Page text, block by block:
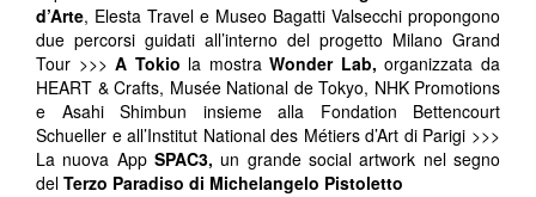
d’Arte, Elesta Travel e Museo Bagatti Valsecchi propongono
due percorsi guidati all’interno del progetto Milano Grand
Tour >>>A Tokio la mostraWonder Lab,organizzata da
HEART & Crafts, Musée National de Tokyo, NHK Promotions
e Asahi Shimbun insieme alla Fondation Bettencourt
Schueller e all’Institut National des Métiers d’Art di Parigi >>>
La nuova AppSPAC3, un grande social artwork nel segno
del Terzo Paradiso di Michelangelo Pistoletto